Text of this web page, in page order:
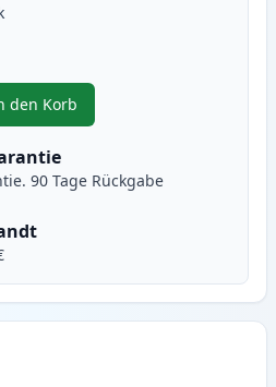
um anzupassen
den Korb
, HP 122A (Q3963A) magenta
90 Tage Rückgabe